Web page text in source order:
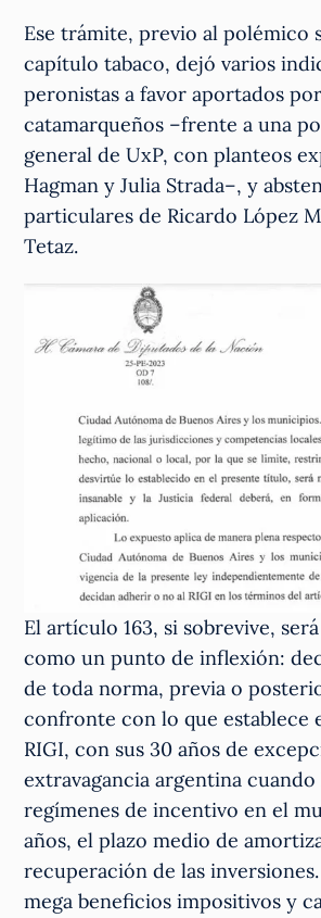
Ese trámite, previo al polémico
capítulo tabaco, dejó varios
peronistas a favor aportados
catamarqueños –frente a una
general de UxP, con planteos
Hagman y Julia Strada–, y
particulares de Ricardo López
Tetaz.
El artículo 163, si sobrevive,
como un punto de inflexión:
de toda norma, previa o
confronte con lo que establece
RIGI, con sus 30 años de
extravagancia argentina
regímenes de incentivo en el
años, el plazo medio de
recuperación de las inversiones.
mega beneficios impositivos y